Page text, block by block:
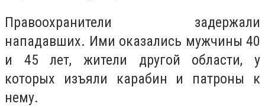
Правоохранители задержали
нападавших. Ими оказались мужчины 40
и 45 лет, жители другой области, у
которых изъяли карабин и патроны к
нему.